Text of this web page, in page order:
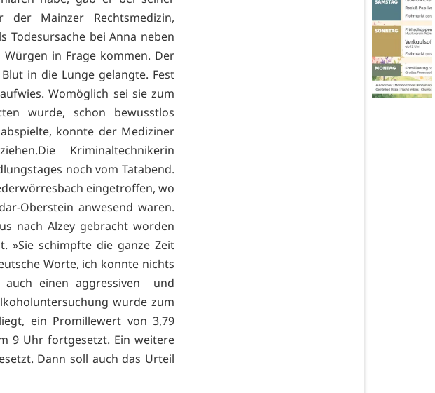
der Mainzer Rechtsmedizin,
Todesursache bei Anna neben
in Frage kommen. Der
in die Lunge gelangte. Fest
Womöglich sei sie zum
wurde, schon bewusstlos
konnte der Mediziner
Kriminaltechnikerin
noch vom Tatabend.
eingetroffen, wo
Oberstein anwesend waren.
nach Alzey gebracht worden
»Sie schimpfte die ganze Zeit
Worte, ich konnte nichts
auch einen aggressiven und
wurde zum
ein Promillewert von 3,79
9 Uhr fortgesetzt. Ein weitere
Dann soll auch das Urteil